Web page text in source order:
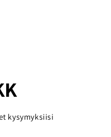
kysymyksiisi